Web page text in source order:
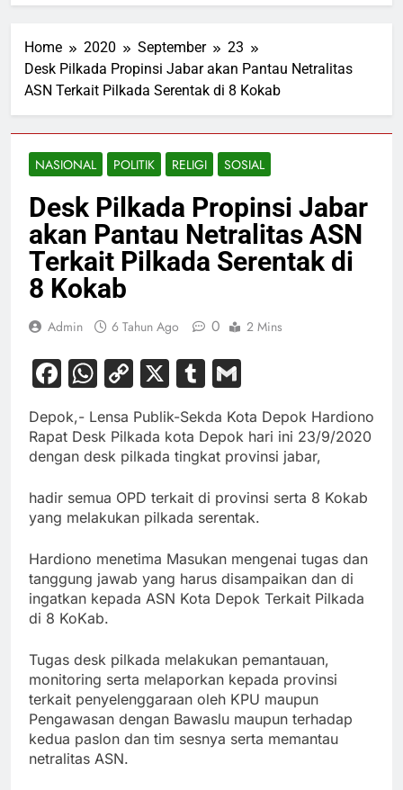
Home 2020 September
23
Desk Pilkada Propinsi Jabar akan Pantau Netralitas
ASN Terkait Pilkada Serentak di 8 Kokab
NASIONAL POLITIK RELIGI SOSIAL
Desk Pilkada Propinsi Jabar
akan Pantau Netralitas ASN
Terkait Pilkada Serentak di
8 Kokab
Admin 6 Tahun Ago 0 2 Mins
Facebook
WhatsApp
Copy
Link
X Tumblr
Depok,- Lensa Publik-Sekda Kota Depok Hardiono
Rapat Desk Pilkada kota Depok hari ini 23/9/2020
dengan desk pilkada tingkat provinsi jabar,
hadir semua OPD terkait di provinsi serta 8 Kokab
yang melakukan pilkada serentak.
Hardiono menetima Masukan mengenai tugas dan
tanggung jawab yang harus disampaikan dan di
ingatkan kepada ASN Kota Depok Terkait Pilkada
di 8 KoKab.
Tugas desk pilkada melakukan pemantauan,
monitoring serta melaporkan kepada provinsi
terkait penyelenggaraan oleh KPU maupun
Pengawasan dengan Bawaslu maupun terhadap
kedua paslon dan tim sesnya serta memantau
netralitas ASN.